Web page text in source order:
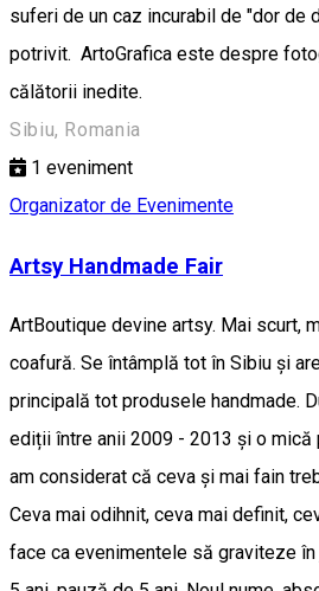
suferi de un caz incurabil de "dor de
potrivit. ArtoGrafica este despre
călătorii inedite.
Sibiu, Romania
1 eveniment
Organizator de Evenimente
Artsy Handmade Fair
ArtBoutique devine artsy. Mai scurt,
coafură. Se întâmplă tot în Sibiu și
principală tot produsele handmade.
ediții între anii 2009 - 2013 și o mică
am considerat că ceva și mai fain
Ceva mai odihnit, ceva mai definit,
face ca evenimentele să graviteze